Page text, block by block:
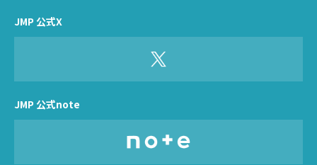
JMP 公式X
JMP 公式note